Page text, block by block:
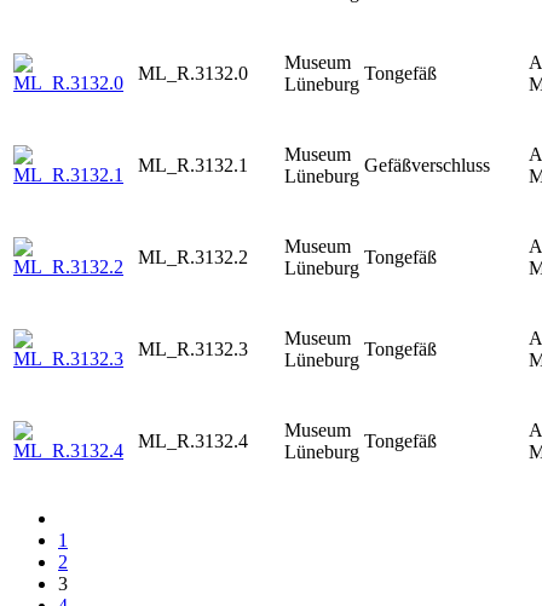
ML_R.3132.0
Museum
Lüneburg
Tongefäß
ML_R.3132.1
Museum
Lüneburg
Gefäßverschluss
ML_R.3132.2
Museum
Lüneburg
Tongefäß
ML_R.3132.3
Museum
Lüneburg
Tongefäß
ML_R.3132.4
Museum
Lüneburg
Tongefäß
1
2
3